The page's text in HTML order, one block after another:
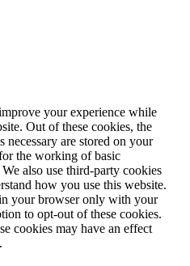
your experience while
Out of these cookies, the
necessary are stored on your
the working of basic
also use third-party cookies
how you use this website.
your browser only with your
to opt-out of these cookies.
cookies may have an effect